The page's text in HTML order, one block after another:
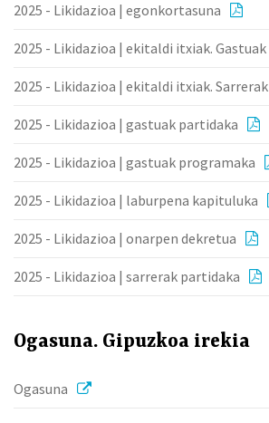
2025 - Likidazioa | egonkortasuna
2025 - Likidazioa | ekitaldi itxiak. Gastuak
2025 - Likidazioa | ekitaldi itxiak. Sarrerak
2025 - Likidazioa | gastuak partidaka
2025 - Likidazioa | gastuak programaka
2025 - Likidazioa | laburpena kapituluka
2025 - Likidazioa | onarpen dekretua
2025 - Likidazioa | sarrerak partidaka
Ogasuna. Gipuzkoa irekia
Ogasuna